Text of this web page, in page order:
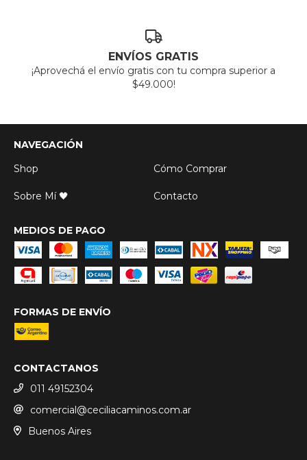
ENVÍOS GRATIS
¡Aprovechá el envío gratis con tu compra superior a
$49.000!
NAVEGACIÓN
Shop
Cómo Comprar
Sobre Mí 🖤 Contacto
MEDIOS DE PAGO
FORMAS DE ENVÍO
CONTACTANOS
011 49152304
comercial@ceciliacaminos.com.ar
Buenos Aires